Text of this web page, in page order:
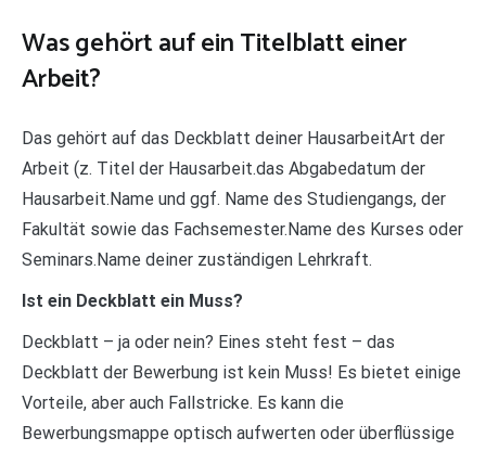
Was gehört auf ein Titelblatt einer
Arbeit?
Das gehört auf das Deckblatt deiner HausarbeitArt der
Arbeit (z. Titel der Hausarbeit.das Abgabedatum der
Hausarbeit.Name und ggf. Name des Studiengangs, der
Fakultät sowie das Fachsemester.Name des Kurses oder
Seminars.Name deiner zuständigen Lehrkraft.
Ist ein Deckblatt ein Muss?
Deckblatt – ja oder nein? Eines steht fest – das
Deckblatt der Bewerbung ist kein Muss! Es bietet einige
Vorteile, aber auch Fallstricke. Es kann die
Bewerbungsmappe optisch aufwerten oder überflüssige